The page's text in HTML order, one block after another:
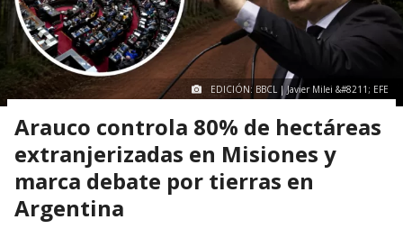
EDICIÓN: BBCL | Javier Milei &#8211; EFE
Arauco controla 80% de hectáreas
extranjerizadas en Misiones y
marca debate por tierras en
Argentina